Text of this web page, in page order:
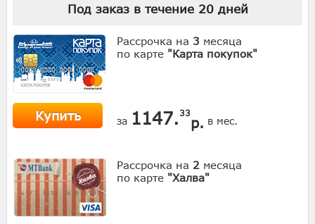
Под заказ в течение 20дней
Рассрочка на 3 месяца
по карте "Карта покупок"
Купить за 1147. 33
р. в мес.
Рассрочка на 2 месяца
по карте "Халва"